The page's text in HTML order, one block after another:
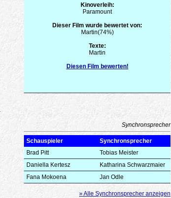
Kinoverleih:
Paramount
Dieser Film wurde bewertet von:
Martin(74%)
Texte:
Martin
Diesen Film bewerten!
Synchronsprecher
Schauspieler
Synchronsprecher
Brad Pitt
Tobias Meister
Daniella Kertesz
Katharina Schwarzmaier
Fana Mokoena
Jan Odle
» Alle Synchronsprecher anzeigen